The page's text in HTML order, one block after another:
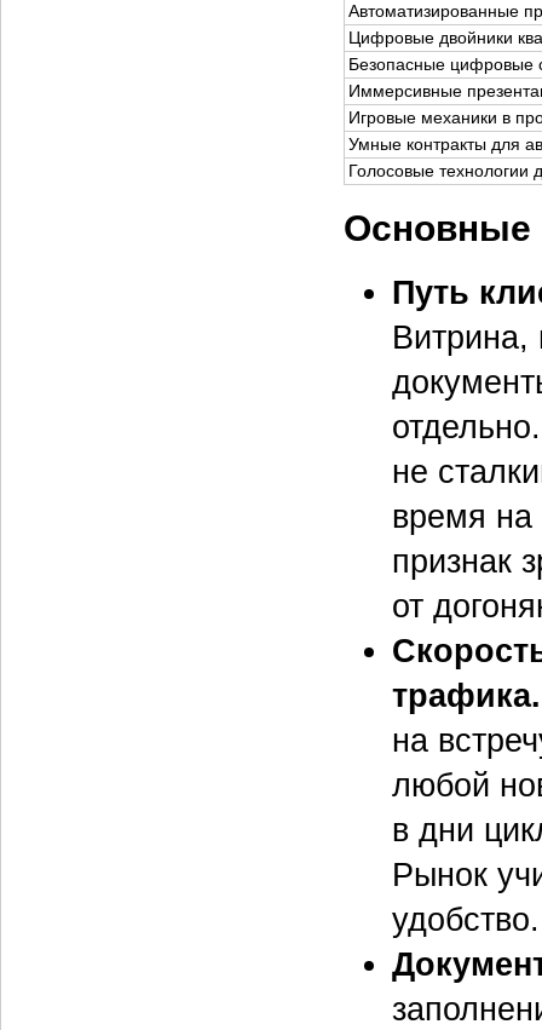
Автоматизированные
Цифровые двойники
Безопасные цифровые
Иммерсивные
Игровые механики в
Умные контракты для
Голосовые технологии
Основные
Путь
Витрина,
не
время на
признак
от
трафика.
на
любой
в дни
Рынок
удобство.